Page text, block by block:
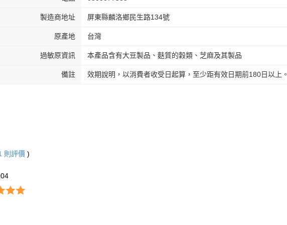
製造商地址 屏東縣麟洛鄉民生路134號
原產地 台灣
過敏原資訊 本產品含有大豆製品、麩質的穀類、芝麻及其製品
備註 效期說明，以消費者收受日起算，至少距有效日期前180日以上。
則評價 )